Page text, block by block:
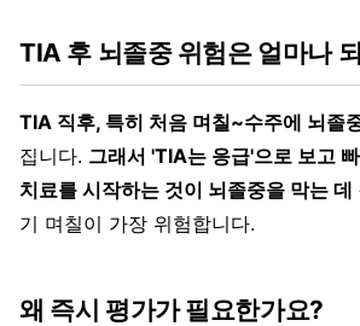
TIA 후 뇌졸중 위험은 얼마나
TIA 직후, 특히 처음 며칠~수주에 뇌졸
집니다. 그래서 'TIA는 응급'으로 보고
치료를 시작하는 것이 뇌졸중을 막는 데
기 며칠이 가장 위험합니다.
왜 즉시 평가가 필요한가요?